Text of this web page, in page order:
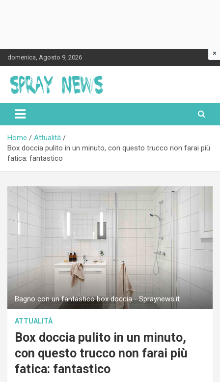
Skip
to
content
domenica, Agosto 9, 2026
Spraynews.it
Home
Attualità
Box doccia pulito in un minuto, con questo trucco non farai più
fatica: fantastico
Bagno con un fantastico box doccia - Spraynews.it
ATTUALITÀ
Box doccia pulito in un minuto,
con questo trucco non farai più
fatica: fantastico
×